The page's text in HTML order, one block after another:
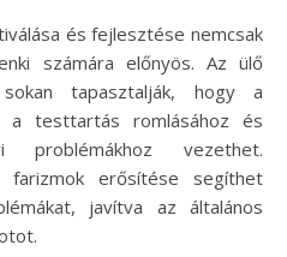
és fejlesztése nemcsak
számára előnyös. Az ülő
tapasztalják, hogy a
a testtartás romlásához és
problémákhoz vezethet.
erősítése segíthet
javítva az általános